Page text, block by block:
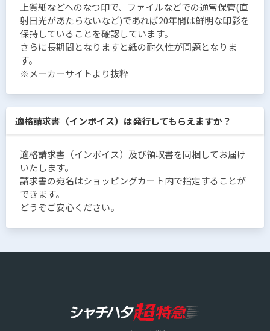
上質紙などへのなつ印で、ファイルなどでの通常保管(直
射日光があたらないなど)であれば20年間は鮮明な印影を
保持していることを確認しています。
さらに長期間となりますと紙の耐久性が問題となりま
す。
※メーカーサイトより抜粋
適格請求書（インボイス）は発行してもらえますか？
適格請求書（インボイス）及び領収書を同梱してお届け
いたします。
請求書の宛名はショッピングカート内で指定することが
できます。
どうぞご安心ください。